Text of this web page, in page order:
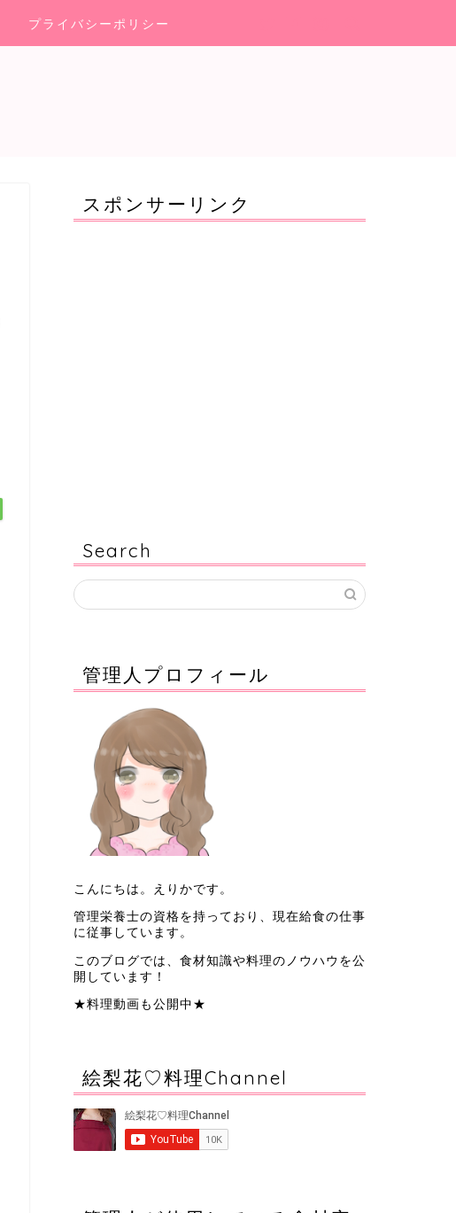
プライバシーポリシー
スポンサーリンク
Search
管理人プロフィール
こんにちは。えりかです。
管理栄養士の資格を持っており、現在給食の仕事
に従事しています。
このブログでは、食材知識や料理のノウハウを公
開しています！
★料理動画も公開中★
絵梨花♡料理Channel